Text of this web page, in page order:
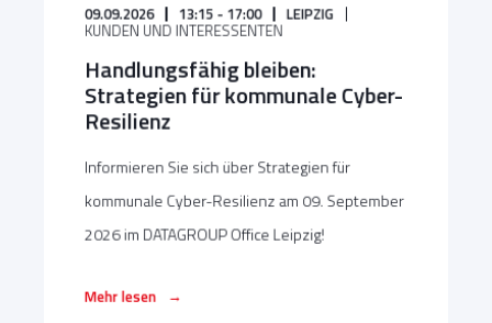
09.09.2026 13:15 - 17:00 LEIPZIG
KUNDEN UND INTERESSENTEN
Handlungsfähig bleiben:
Strategien für kommunale Cyber-
Resilienz
Informieren Sie sich über Strategien für
kommunale Cyber-Resilienz am 09. September
2026 im DATAGROUP Office Leipzig!
Mehr lesen →